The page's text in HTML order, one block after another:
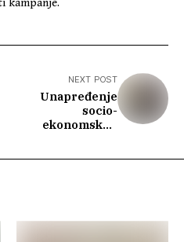
NEXT POST
Unapređenje
socio-
ekonomskog